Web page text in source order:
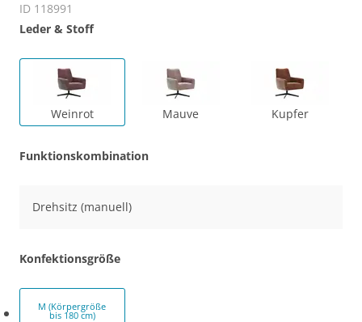
ID 118991
Leder & Stoff
Weinrot Mauve Kupfer
Funktionskombination
Drehsitz (manuell)
Konfektionsgröße
M (Körpergröße
bis 180 cm)